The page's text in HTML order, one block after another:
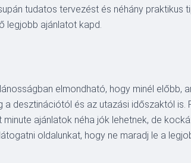
tudatos tervezést és néhány praktikus
legjobb ajánlatot kapd.
elmondható, hogy minél előbb,
desztinációtól és az utazási időszaktól is.
ajánlatok néha jók lehetnek, de
oldalunkat, hogy ne maradj le a